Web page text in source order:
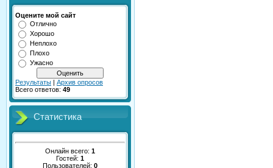
Оцените мой сайт
Отлично
Хорошо
Неплохо
Плохо
Ужасно
Результаты | Архив опросов
Всего ответов: 49
Статистика
Онлайн всего: 1
Гостей: 1
Пользователей: 0